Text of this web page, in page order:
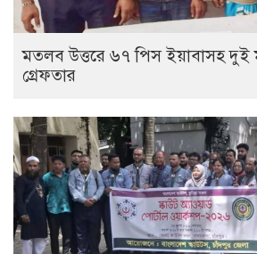
মতলব উত্তরে ৬৭ পিস ইয়াবাসহ দুই
গ্রেফতার